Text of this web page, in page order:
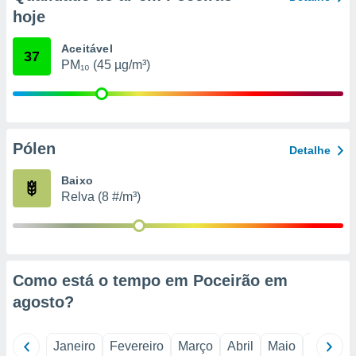
se
tal,
seu
ou opor-
o
num
hoje
37 Aceitável
PM₁₀ (45 µg/m³)
Pólen Detalhe
Baixo
Relva (8 #/m³)
Como está o tempo em Poceirão em
agosto?
Janeiro Fevereiro Março Abril Maio Junho